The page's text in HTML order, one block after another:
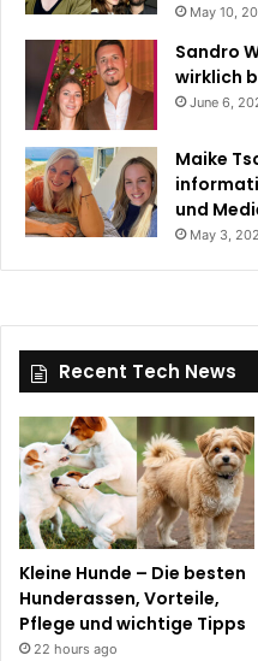
May 10,
Sandro
wirklich
June 6,
Maike
und
May 3,
Recent Tech News
Kleine Hunde – Die besten
Hunderassen, Vorteile,
Pflege und wichtige Tipps
22 hours ago